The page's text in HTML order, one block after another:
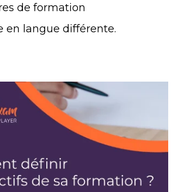
de formation
en langue différente.